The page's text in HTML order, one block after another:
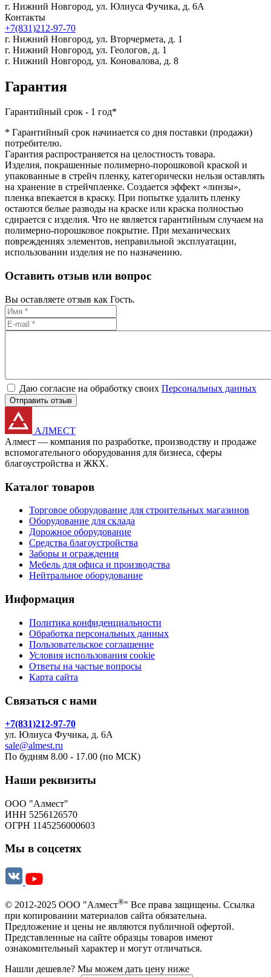
г. Нижний Новгород, ул. Юлиуса Фучика, д. 6А
Контакты
+7(831)212-97-70
г. Нижний Новгород, ул. Вторчермета, д. 1
г. Нижний Новгород, ул. Геологов, д. 1
г. Нижний Новгород, ул. Коновалова, д. 8
Гарантия
Гарантийный срок - 1 год*
* Гарантийный срок начинается со дня поставки (продажи)
потребителю.
Гарантия распространяется на целостность товара.
Изделия, покрашенные полимерно-порошковой краской и
упакованные в стрейч пленку, категорически нельзя оставлять
на хранение в стрейчпленке. Создается эффект «линзы»,
пленка впекается в краску. При попытке удалить пленку
остаются белые разводы на краске или краска полностью
сдирается с изделия. Что не является гарантийным случаем на
полимерно-порошковое покрытие. При механических
повреждениях элементов, неправильной эксплуатации,
использовании изделия не по назначению.
Оставить отзыв или вопрос
Вы оставляете отзыв как Гость.
Даю согласие на обработку своих Персональных данных
Отправить отзыв
АЛМЕСТ
Алмест — компания по разработке, производству и продаже
вспомогательного оборудования для бизнеса, сферы
благоустройства и ЖКХ.
Каталог товаров
Торговое оборудование для строительных магазинов
Оборудование для склада
Дорожное оборудование
Средства благоустройства
Заборы и ограждения
Мебель для офиса и производства
Нейтральное оборудование
Информация
Политика конфиденциальности
Обработка персональных данных
Пользовательское соглашение
Условия использования cookie
Ответы на частые вопросы
Карта сайта
Связаться с нами
+7(831)212-97-70
ул. Юлиуса Фучика, д. 6А
sale@almest.ru
По будням 8.00 - 17.00 (по МСК)
Наши реквизиты
ООО "Алмест"
ИНН 5256126570
ОГРН 1145256000603
Мы в соцсетях
© 2012-2025 ООО "Алмест®" Все права защищены. Ссылка
при копировании материалов сайта обязательна.
Предложение и цены не являются публичной офертой.
Представленные на сайте образцы товаров имеют
ознакомительный характер и могут отличаться.
Нашли дешевле? Мы можем дать цену ниже